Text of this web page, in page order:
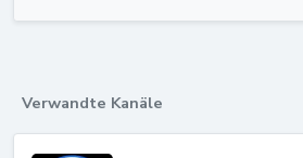
Verwandte Kanäle